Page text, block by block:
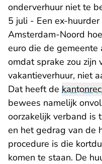
onderverhuur niet te
5 juli - Een ex-
Amsterdam-Noord
euro die de
omdat sprake zou zijn
vakantieverhuur, niet
Dat heeft de
bewees namelijk
oorzakelijk verband is
en het gedrag van de
procedure is die
komen te staan. De